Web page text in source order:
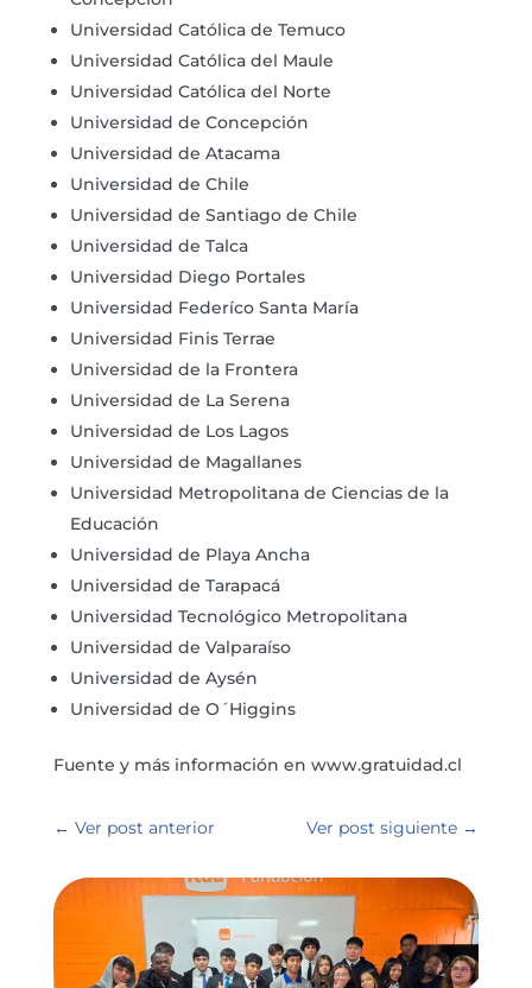
Universidad Católica de Temuco
Universidad Católica del Maule
Universidad Católica del Norte
Universidad de Concepción
Universidad de Atacama
Universidad de Chile
Universidad de Santiago de Chile
Universidad de Talca
Universidad Diego Portales
Universidad Federíco Santa María
Universidad Finis Terrae
Universidad de la Frontera
Universidad de La Serena
Universidad de Los Lagos
Universidad de Magallanes
Universidad Metropolitana de Ciencias de la
Educación
Universidad de Playa Ancha
Universidad de Tarapacá
Universidad Tecnológico Metropolitana
Universidad de Valparaíso
Universidad de Aysén
Universidad de O´Higgins
Fuente y más información en www.gratuidad.cl
← Ver post anterior Ver post siguiente →